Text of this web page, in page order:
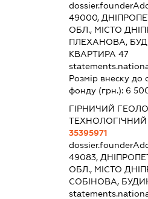
49000,
ОБЛ., МІСТО
ПЛЕХАНОВА,
КВАРТИРА 47
Розмір внеску до
фонду (грн.): 6
ГІРНИЧИЙ
35395971
49083,
ОБЛ., МІСТО
СОБІНОВА,